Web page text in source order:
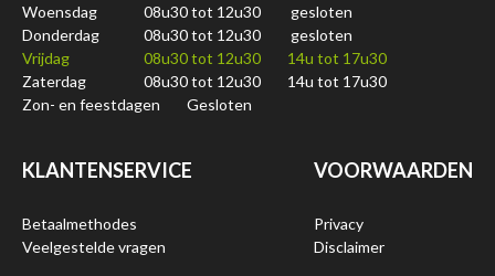
Woensdag
08u30 tot 12u30
gesloten
Donderdag
08u30 tot 12u30
gesloten
Vrijdag
08u30 tot 12u30
14u tot 17u30
Zaterdag
08u30 tot 12u30
14u tot 17u30
Zon- en feestdagen
Gesloten
KLANTENSERVICE
Betaalmethodes
Veelgestelde vragen
VOORWAARDEN
Privacy
Disclaimer